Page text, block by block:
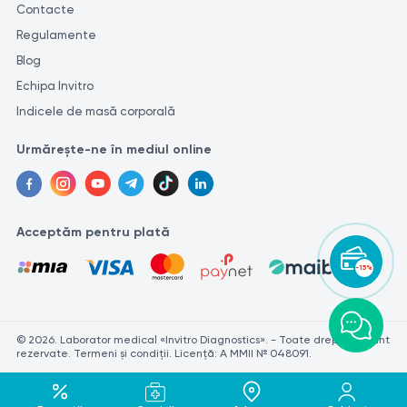
-15%
Contacte
Regulamente
Blog
Echipa Invitro
Indicele de masă corporală
Urmărește-ne în mediul online
Acceptăm pentru plată
© 2026. Laborator medical «Invitro Diagnostics». - Toate drepturile sunt
rezervate. Termeni și condiții. Licență: A MMII № 048091.